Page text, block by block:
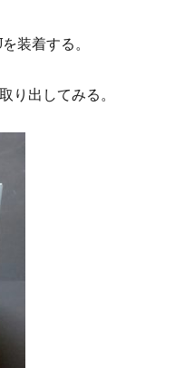
装着する。
り出してみる。